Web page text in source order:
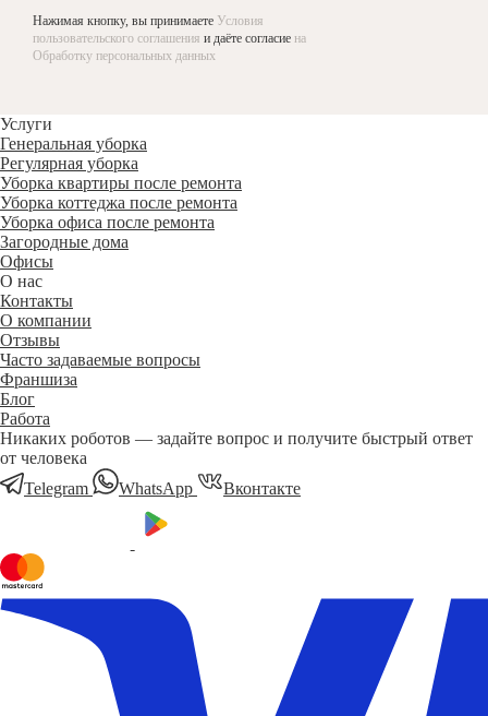
Нажимая кнопку, вы принимаете Условия
пользовательского соглашения и даёте согласие на
Обработку персональных данных
Услуги
Генеральная уборка
Регулярная уборка
Уборка квартиры после ремонта
Уборка коттеджа после ремонта
Уборка офиса после ремонта
Загородные дома
Офисы
О нас
Контакты
О компании
Отзывы
Часто задаваемые вопросы
Франшиза
Блог
Работа
Никаких роботов — задайте вопрос и получите быстрый ответ
от человека
Telegram
WhatsApp Вконтакте